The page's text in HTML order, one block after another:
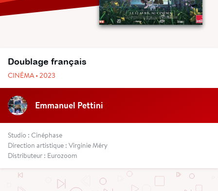
Doublage français
CINÉMA • 2023
Emmanuel Pettini
Studio : Cinéphase
Direction artistique : Virginie Méry
Distributeur : Eurozoom